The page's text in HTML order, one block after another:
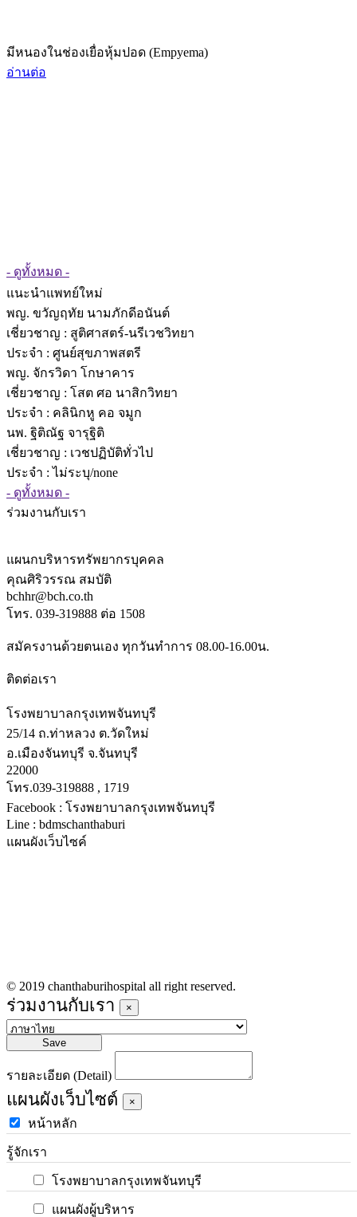
มีหนองในช่องเยื่อหุ้มปอด (Empyema)
อ่านต่อ
- ดูทั้งหมด -
แนะนำแพทย์ใหม่
พญ. ขวัญฤทัย นามภักดีอนันต์
เชี่ยวชาญ : สูติศาสตร์-นรีเวชวิทยา
ประจำ : ศูนย์สุขภาพสตรี
พญ. จักรวิดา โกษาคาร
เชี่ยวชาญ : โสต ศอ นาสิกวิทยา
ประจำ : คลินิกหู คอ จมูก
นพ. ฐิติณัฐ จารุฐิติ
เชี่ยวชาญ : เวชปฏิบัติทั่วไป
ประจำ : ไม่ระบุ/none
- ดูทั้งหมด -
ร่วมงานกับเรา
แผนกบริหารทรัพยากรบุคคล
คุณศิริวรรณ สมบัติ
bchhr@bch.co.th
โทร. 039-319888 ต่อ 1508
สมัครงานด้วยตนเอง ทุกวันทำการ 08.00-16.00น.
ติดต่อเรา
โรงพยาบาลกรุงเทพจันทบุรี
25/14 ถ.ท่าหลวง ต.วัดใหม่
อ.เมืองจันทบุรี จ.จันทบุรี
22000
โทร.039-319888 , 1719
Facebook : โรงพยาบาลกรุงเทพจันทบุรี
Line : bdmschanthaburi
แผนผังเว็บไซค์
© 2019 chanthaburihospital all right reserved.
ร่วมงานกับเรา ×
Save
รายละเอียด (Detail)
แผนผังเว็บไซต์ ×
หน้าหลัก
รู้จักเรา
โรงพยาบาลกรุงเทพจันทบุรี
แผนผังผู้บริหาร